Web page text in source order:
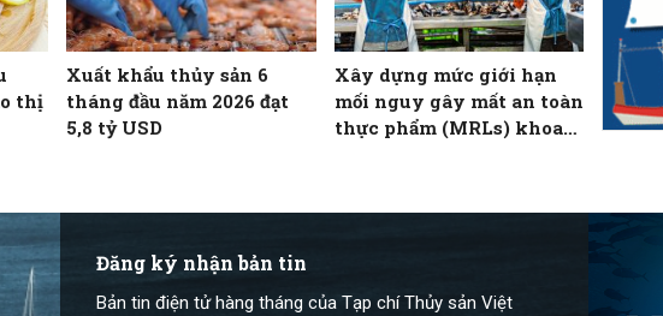
thị
Xuất khẩu thủy sản 6
tháng đầu năm 2026 đạt
5,8 tỷ USD
Xây dựng mức giới hạn
mối nguy gây mất an toàn
thực phẩm (MRLs) khoa
Đăng ký nhận bản tin
Bản tin điện tử hàng tháng của Tạp chí Thủy sản Việt